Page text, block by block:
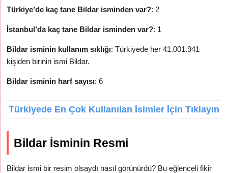
Türkiye’de kaç tane Bildar isminden var?: 2
İstanbul’da kaç tane Bildar isminden var?: 1
Bildar isminin kullanım sıklığı: Türkiyede her 41.001.941
kişiden birinin ismi Bildar.
Bildar isminin harf sayısı: 6
Türkiyede En Çok Kullanılan İsimler İçin Tıklayın
Bildar İsminin Resmi
Bildar ismi bir resim olsaydı nasıl görünürdü? Bu eğlenceli fikir